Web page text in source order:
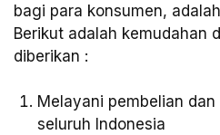
bagi para konsumen,
Berikut adalah kemudahan
diberikan :
Melayani pembelian
seluruh Indonesia